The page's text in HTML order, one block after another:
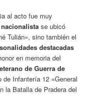
al acto fue muy
se ubicó
Tulián», sino también el
destacadas
en memoria del
de Guerra de
de Infantería 12 «General
la Batalla de Pradera del